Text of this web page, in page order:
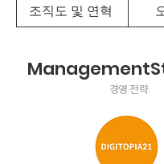
조직도 및 연혁
경영 전략